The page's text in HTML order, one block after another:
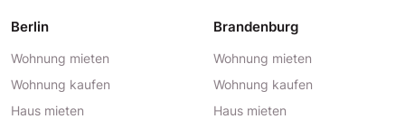
Berlin
Wohnung mieten
Wohnung kaufen
Haus mieten
Brandenburg
Wohnung mieten
Wohnung kaufen
Haus mieten